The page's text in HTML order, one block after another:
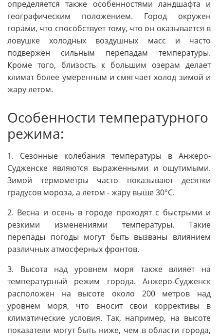
определяется также особенностями ландшафта и
географическим положением. Город окружен
горами, что способствует тому, что он оказывается в
ловушке холодных воздушных масс и часто
подвержен сильным перепадам температуры.
Кроме того, близость к большим озерам делает
климат более умеренным и смягчает холод зимой и
жару летом.
Особенности температурного
режима:
1. Сезонные колебания температуры в Анжеро-
Судженске являются выраженными и ощутимыми.
Зимой термометры часто показывают десятки
градусов мороза, а летом - жару выше 30°C.
2. Весна и осень в городе проходят с быстрыми и
резкими изменениями температуры. Такие
перепады погоды могут быть вызваны влиянием
различных атмосферных фронтов.
3. Высота над уровнем моря также влияет на
температурный режим города. Анжеро-Судженск
расположен на высоте около 200 метров над
уровнем моря, что вносит свои коррективы в
климатические условия. Так, например, на высоте
показатели могут быть ниже, чем в области города,